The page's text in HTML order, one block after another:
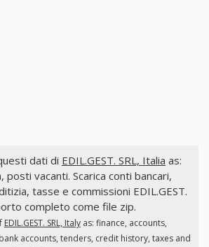
dati di EDIL.GEST. SRL, Italia as:
posti vacanti. Scarica conti bancari,
tasse e commissioni EDIL.GEST.
completo come file zip.
EDIL.GEST. SRL, Italyas: finance, accounts,
accounts, tenders, credit history, taxes and